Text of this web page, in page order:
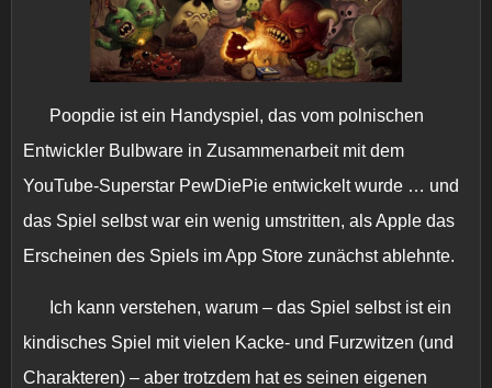
Poopdie ist ein Handyspiel, das vom polnischen
Entwickler Bulbware in Zusammenarbeit mit dem
YouTube-Superstar PewDiePie entwickelt wurde … und
das Spiel selbst war ein wenig umstritten, als Apple das
Erscheinen des Spiels im App Store zunächst ablehnte.
Ich kann verstehen, warum – das Spiel selbst ist ein
kindisches Spiel mit vielen Kacke- und Furzwitzen (und
Charakteren) – aber trotzdem hat es seinen eigenen